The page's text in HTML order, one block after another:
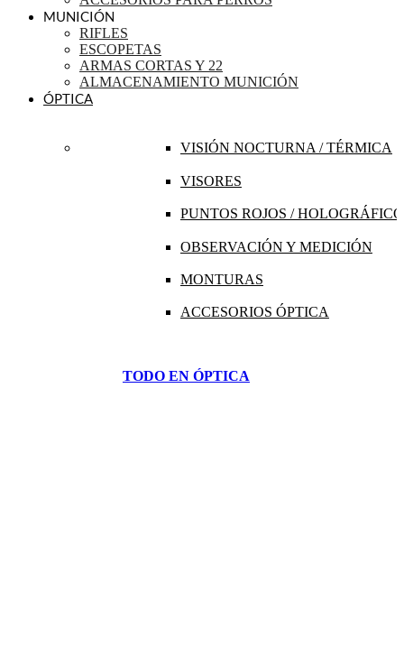
MUNICIÓN
RIFLES
ESCOPETAS
ARMAS CORTAS Y 22
ALMACENAMIENTO MUNICIÓN
ÓPTICA
VISIÓN NOCTURNA / TÉRMICA
VISORES
PUNTOS ROJOS /
OBSERVACIÓN Y MEDICIÓN
MONTURAS
ACCESORIOS ÓPTICA
TODO EN ÓPTICA